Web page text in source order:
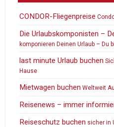
CONDOR-Fliegenpreise
Die Urlaubskomponisten –
komponieren Deinen Urlaub – Du
last minute Urlaub buchen
Hause
Mietwagen buchen Weltweit
Reisenews – immer
Reiseschutz buchen sicher in